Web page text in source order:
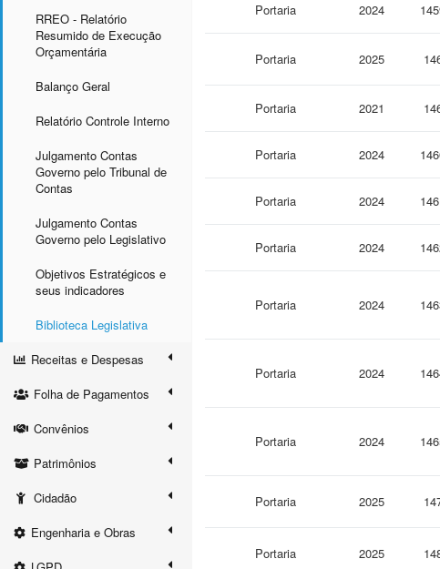
RREO - Relatório
Resumido de Execução
Orçamentária
Balanço Geral
Relatório Controle Interno
Julgamento Contas
Governo pelo Tribunal de
Contas
Julgamento Contas
Governo pelo Legislativo
Objetivos Estratégicos e
seus indicadores
Biblioteca Legislativa
Receitas e Despesas
Folha de Pagamentos
Convênios
Patrimônios
Cidadão
Engenharia e Obras
Portaria 2024
Portaria 2025
Portaria 2021
Portaria 2024
Portaria 2024
Portaria 2024
Portaria 2024
Portaria 2024
Portaria 2024
Portaria 2025
Portaria 2025